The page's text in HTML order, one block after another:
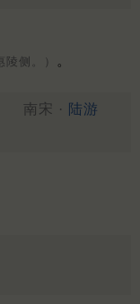
陵侧。） 。
南宋 · 陆游